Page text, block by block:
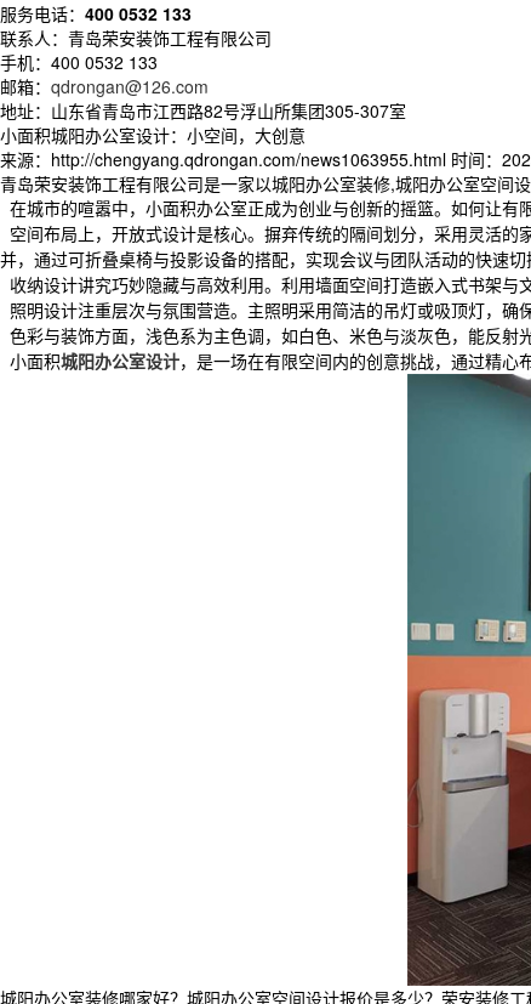
服务电话： 400 0532 133
联系人：青岛荣安装饰工程有限公司
手机：400 0532 133
邮箱： qdrongan@126.com
地址：山东省青岛市江西路82号浮山所集团305-307室
小面积城阳办公室设计：小空间，大创意
来源：http://chengyang.qdrongan.com/news1063955.html 时间：
青岛荣安装饰工程有限公司是一家以城阳办公室装修,城阳办公室空间
在城市的喧嚣中，小面积办公室正成为创业与创新的摇篮。如何让有
空间布局上，开放式设计是核心。摒弃传统的隔间划分，采用灵活
并，通过可折叠桌椅与投影设备的搭配，实现会议与团队活动的快速切
收纳设计讲究巧妙隐藏与高效利用。利用墙面空间打造嵌入式书架
照明设计注重层次与氛围营造。主照明采用简洁的吊灯或吸顶灯，
色彩与装饰方面，浅色系为主色调，如白色、米色与淡灰色，能反射
小面积城阳办公室设计，是一场在有限空间内的创意挑战，通过精心
城阳办公室装修哪家好？城阳办公室空间设计报价是多少？荣安装修